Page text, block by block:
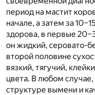
период на мастит
начале, а затем за
здорова, в первые
он жидкий, серовато-
второй половине
вязкий, тягучий,
цвета. В любом
структуре вымени и